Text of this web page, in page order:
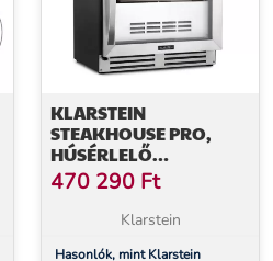
KLARSTEIN
STEAKHOUSE PRO,
HÚSÉRLELŐ
HŰTŐSZEKRÉNY, 1
ZÓNA, 98 LITER, 1 – 25
°C, ÉRINTŐS,
470 290 Ft
Klarstein
Hasonlók, mint Klarstein